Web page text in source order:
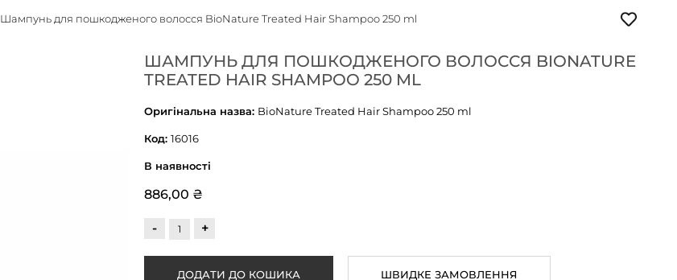
Шампунь для пошкодженого волосся BioNature Treated Hair Shampoo 250 ml
ШАМПУНЬ ДЛЯ ПОШКОДЖЕНОГО ВОЛОССЯ BIONATURE
TREATED HAIR SHAMPOO 250 ML
Оригінальна назва: BioNature Treated Hair Shampoo 250 ml
Код: 16016
В наявності
886,00 ₴
- +
ШВИДКЕ ЗАМОВЛЕННЯ